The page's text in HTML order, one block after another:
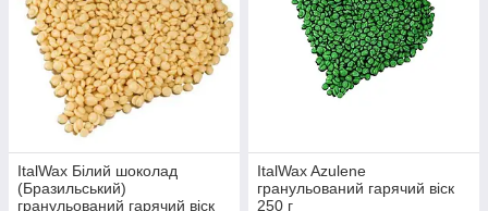
ItalWax Білий шоколад
(Бразильський)
гранульований гарячий віск
ItalWax Azulene
гранульований гарячий віск
250 г